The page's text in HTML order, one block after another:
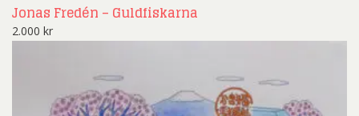
Jonas Fredén – Guldfiskarna
2.000 kr